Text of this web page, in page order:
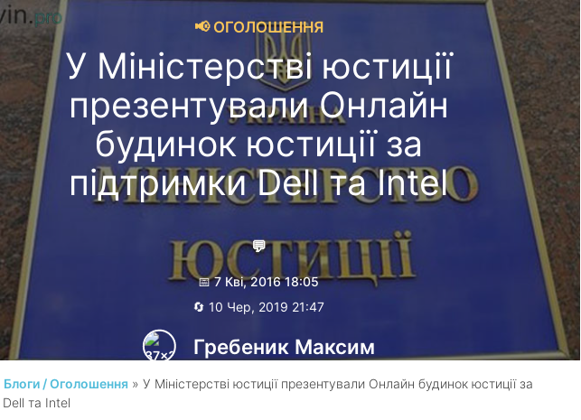
📢 ОГОЛОШЕННЯ
У Міністерстві юстиції
презентували Онлайн
будинок юстиції за
підтримки Dell та Intel
💬
📅 7 Кві, 2016 18:05
🔄 10 Чер, 2019 21:47
Гребеник Максим
Блоги / Оголошення » У Міністерстві юстиції презентували Онлайн будинок юстиції за
Dell та Intel